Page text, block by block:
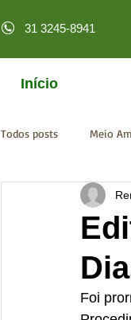
31 3245-8941
Início
Todos posts Meio
licenciamento
Foi